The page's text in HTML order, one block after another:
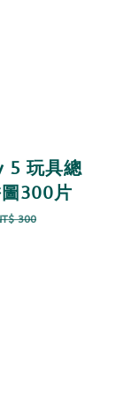
5 玩具總
300片
300